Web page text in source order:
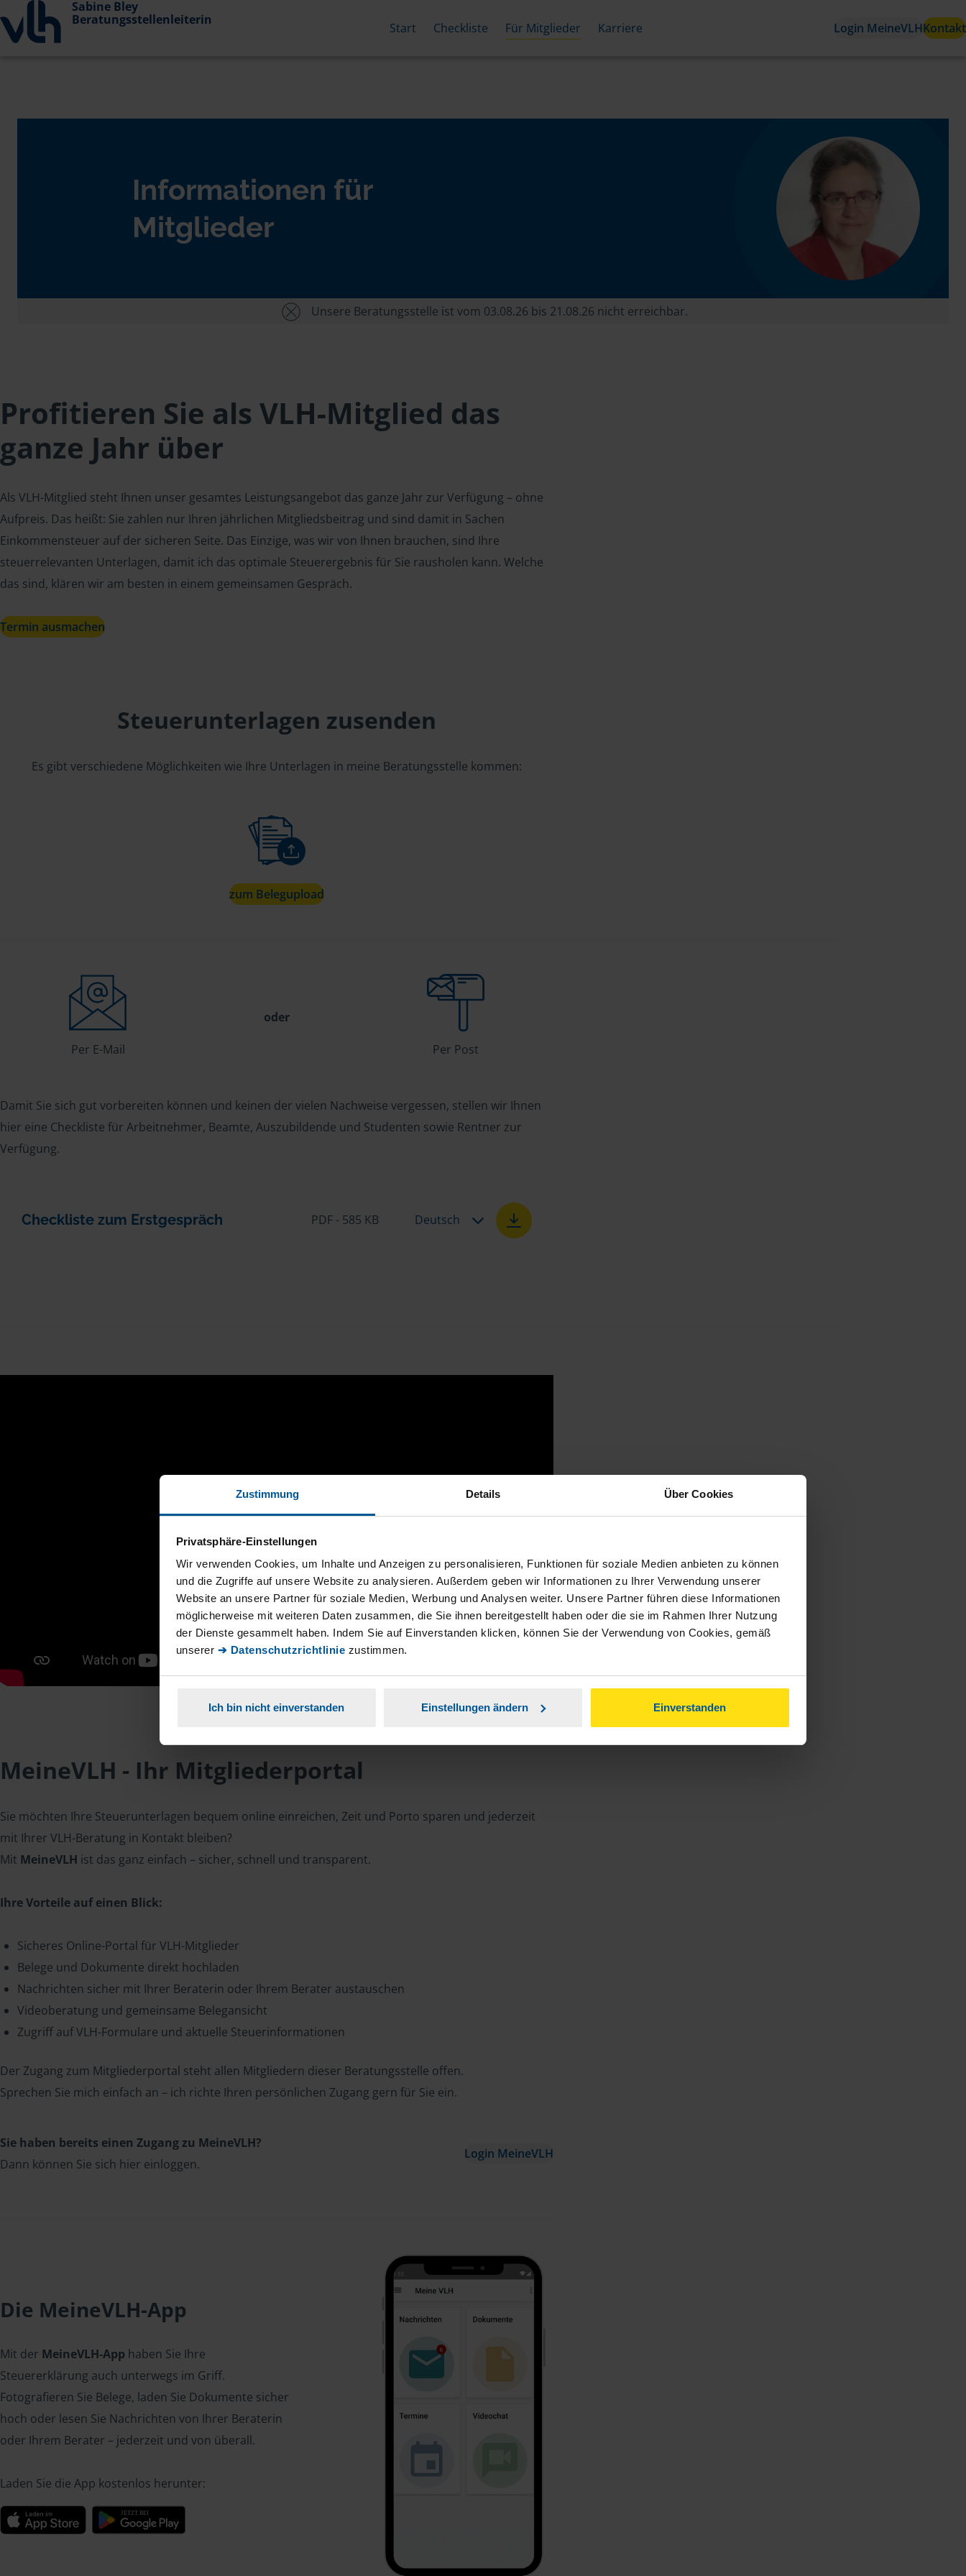
Zustimmung Details Über Cookies
Privatsphäre-Einstellungen
Wir verwenden Cookies, um Inhalte und Anzeigen zu personalisieren, Funktionen für soziale Medien anbieten zu können
und die Zugriffe auf unsere Website zu analysieren. Außerdem geben wir Informationen zu Ihrer Verwendung unserer
Website an unsere Partner für soziale Medien, Werbung und Analysen weiter. Unsere Partner führen diese Informationen
möglicherweise mit weiteren Daten zusammen, die Sie ihnen bereitgestellt haben oder die sie im Rahmen Ihrer Nutzung
der Dienste gesammelt haben. Indem Sie auf Einverstanden klicken, können Sie der Verwendung von Cookies, gemäß
unserer ➔ Datenschutzrichtlinie zustimmen.
Ich bin nicht einverstanden Einstellungen ändern Einverstanden
Sabine Bley
Beratungsstellenleiterin
Start Checkliste Für Mitglieder Karriere Login MeineVLHKontakt
Informationen für
Mitglieder
Unsere Beratungsstelle ist vom 03.08.26 bis 21.08.26 nicht erreichbar.
Profitieren Sie als VLH-Mitglied das
ganze Jahr über
Als VLH-Mitglied steht Ihnen unser gesamtes Leistungsangebot das ganze Jahr zur Verfügung – ohne
Aufpreis. Das heißt: Sie zahlen nur Ihren jährlichen Mitgliedsbeitrag und sind damit in Sachen
Einkommensteuer auf der sicheren Seite. Das Einzige, was wir von Ihnen brauchen, sind Ihre
steuerrelevanten Unterlagen, damit ich das optimale Steuerergebnis für Sie rausholen kann. Welche
das sind, klären wir am besten in einem gemeinsamen Gespräch.
Termin ausmachen
Steuerunterlagen zusenden
Es gibt verschiedene Möglichkeiten wie Ihre Unterlagen in meine Beratungsstelle kommen:
zum Belegupload
Per E-Mail
oder
Per Post
Damit Sie sich gut vorbereiten können und keinen der vielen Nachweise vergessen, stellen wir Ihnen
hier eine Checkliste für Arbeitnehmer, Beamte, Auszubildende und Studenten sowie Rentner zur
Verfügung.
Checkliste zum Erstgespräch PDF - 585 KB Deutsch
MeineVLH - Ihr Mitgliederportal
Sie möchten Ihre Steuerunterlagen bequem online einreichen, Zeit und Porto sparen und jederzeit
mit Ihrer VLH-Beratung in Kontakt bleiben?
Mit MeineVLH ist das ganz einfach – sicher, schnell und transparent.
Ihre Vorteile auf einen Blick:
Sicheres Online-Portal für VLH-Mitglieder
Belege und Dokumente direkt hochladen
Nachrichten sicher mit Ihrer Beraterin oder Ihrem Berater austauschen
Videoberatung und gemeinsame Belegansicht
Zugriff auf VLH-Formulare und aktuelle Steuerinformationen
Der Zugang zum Mitgliederportal steht allen Mitgliedern dieser Beratungsstelle offen.
Sprechen Sie mich einfach an – ich richte Ihren persönlichen Zugang gern für Sie ein.
Sie haben bereits einen Zugang zu MeineVLH?
Dann können Sie sich hier einloggen.
Login MeineVLH
Die MeineVLH-App
Mit der MeineVLH-App haben Sie Ihre
Steuererklärung auch unterwegs im Griff.
Fotografieren Sie Belege, laden Sie Dokumente sicher
hoch oder lesen Sie Nachrichten von Ihrer Beraterin
oder Ihrem Berater – jederzeit und von überall.
Laden Sie die App kostenlos herunter: